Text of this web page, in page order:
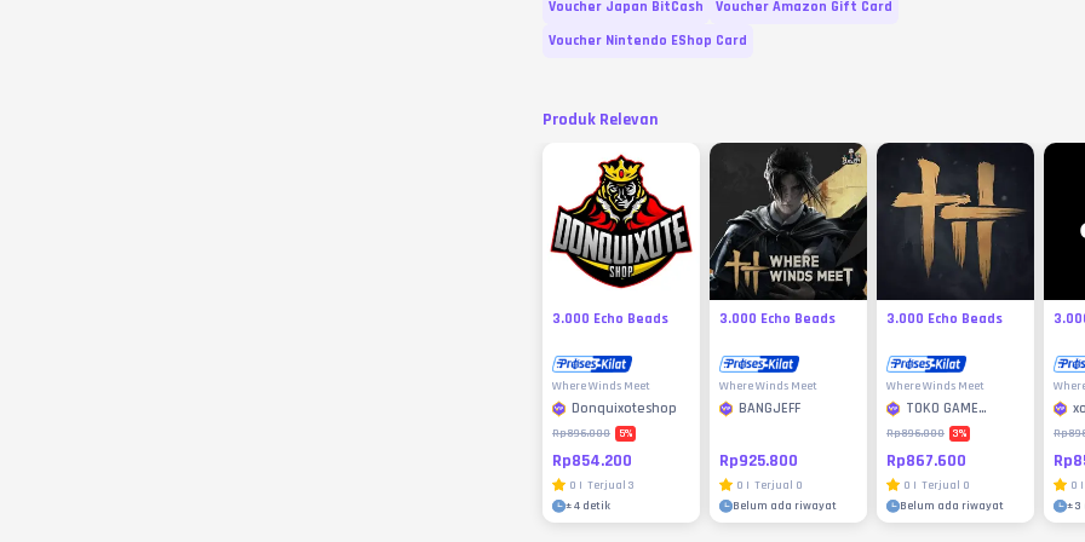
Voucher Japan BitCash
Voucher Amazon Gift Card
Voucher Nintendo EShop Card
Produk Relevan
3.000 Echo Beads
Where Winds Meet
Donquixoteshop
Rp896.000 5%
Rp854.200
0 | Terjual 3
±4 detik
3.000 Echo Beads
Where Winds Meet
BANGJEFF
Rp925.800
0 | Terjual 0
Belum ada riwayat
3.000 Echo Beads
Where Winds Meet
TOKO GAME
MURAH
Rp896.000 3%
Rp867.600
0 | Terjual 0
Belum ada riwayat
0 |
±3